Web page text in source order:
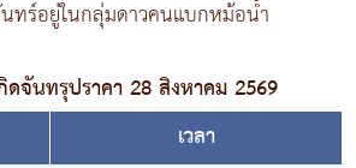
ทร์อยู่ในกลุ่มดาวคนแบกหม้อน้ำ
ดจันทรุปราคา 28 สิงหาคม 2569
เวลา